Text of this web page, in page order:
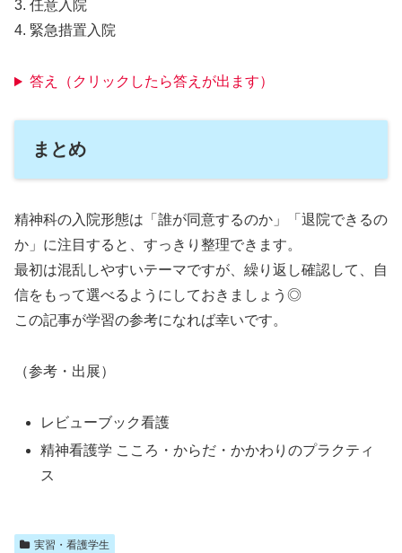
3. 任意入院
4. 緊急措置入院
答え（クリックしたら答えが出ます）
まとめ
精神科の入院形態は「誰が同意するのか」「退院できるの
か」に注目すると、すっきり整理できます。
最初は混乱しやすいテーマですが、繰り返し確認して、自
信をもって選べるようにしておきましょう◎
この記事が学習の参考になれば幸いです。
（参考・出展）
レビューブック看護
精神看護学 こころ・からだ・かかわりのプラクティ
ス
実習・看護学生